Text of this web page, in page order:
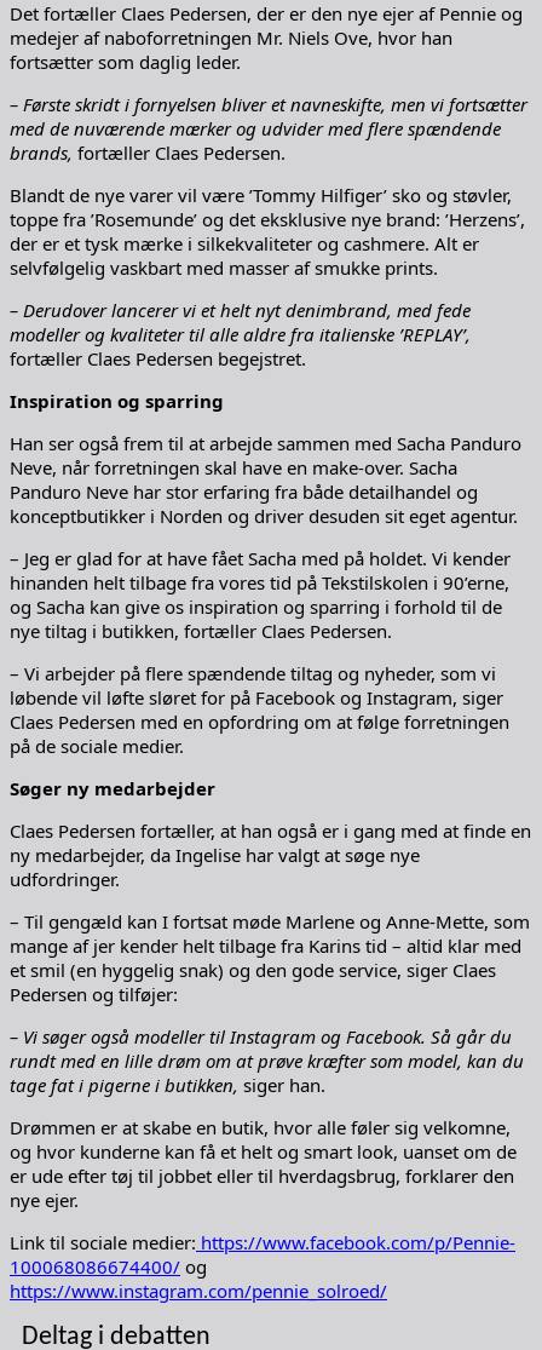
Det fortæller Claes Pedersen, der er den nye ejer af Pennie og
medejer af naboforretningen Mr. Niels Ove, hvor han
fortsætter som daglig leder.
– Første skridt i fornyelsen bliver et navneskifte, men vi fortsætter
med de nuværende mærker og udvider med flere spændende
brands, fortæller Claes Pedersen.
Blandt de nye varer vil være ’Tommy Hilfiger’ sko og støvler,
toppe fra ’Rosemunde’ og det eksklusive nye brand: ’Herzens’,
der er et tysk mærke i silkekvaliteter og cashmere. Alt er
selvfølgelig vaskbart med masser af smukke prints.
– Derudover lancerer vi et helt nyt denimbrand, med fede
modeller og kvaliteter til alle aldre fra italienske ’REPLAY’,
fortæller Claes Pedersen begejstret.
Inspiration og sparring
Han ser også frem til at arbejde sammen med Sacha Panduro
Neve, når forretningen skal have en make-over. Sacha
Panduro Neve har stor erfaring fra både detailhandel og
konceptbutikker i Norden og driver desuden sit eget agentur.
– Jeg er glad for at have fået Sacha med på holdet. Vi kender
hinanden helt tilbage fra vores tid på Tekstilskolen i 90’erne,
og Sacha kan give os inspiration og sparring i forhold til de
nye tiltag i butikken, fortæller Claes Pedersen.
– Vi arbejder på flere spændende tiltag og nyheder, som vi
løbende vil løfte sløret for på Facebook og Instagram, siger
Claes Pedersen med en opfordring om at følge forretningen
på de sociale medier.
Søger ny medarbejder
Claes Pedersen fortæller, at han også er i gang med at finde en
ny medarbejder, da Ingelise har valgt at søge nye
udfordringer.
– Til gengæld kan I fortsat møde Marlene og Anne-Mette, som
mange af jer kender helt tilbage fra Karins tid – altid klar med
et smil (en hyggelig snak) og den gode service, siger Claes
Pedersen og tilføjer:
– Vi søger også modeller til Instagram og Facebook. Så går du
rundt med en lille drøm om at prøve kræfter som model, kan du
tage fat i pigerne i butikken, siger han.
Drømmen er at skabe en butik, hvor alle føler sig velkomne,
og hvor kunderne kan få et helt og smart look, uanset om de
er ude efter tøj til jobbet eller til hverdagsbrug, forklarer den
nye ejer.
Link til sociale medier: https://www.facebook.com/p/Pennie-
100068086674400/ og
https://www.instagram.com/pennie_solroed/
Deltag i debatten